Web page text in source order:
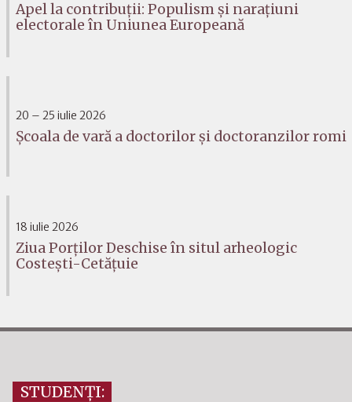
Apel la contribuții: Populism și narațiuni
electorale în Uniunea Europeană
20 – 25 iulie 2026
Școala de vară a doctorilor și doctoranzilor romi
18 iulie 2026
Ziua Porților Deschise în situl arheologic
Costești-Cetățuie
STUDENȚI: